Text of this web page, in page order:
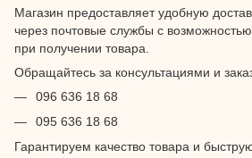
Магазин предоставляет удобную
через почтовые службы с
при получении товара.
Обращайтесь за консультациями и
096 636 18 68
095 636 18 68
Гарантируем качество товара и